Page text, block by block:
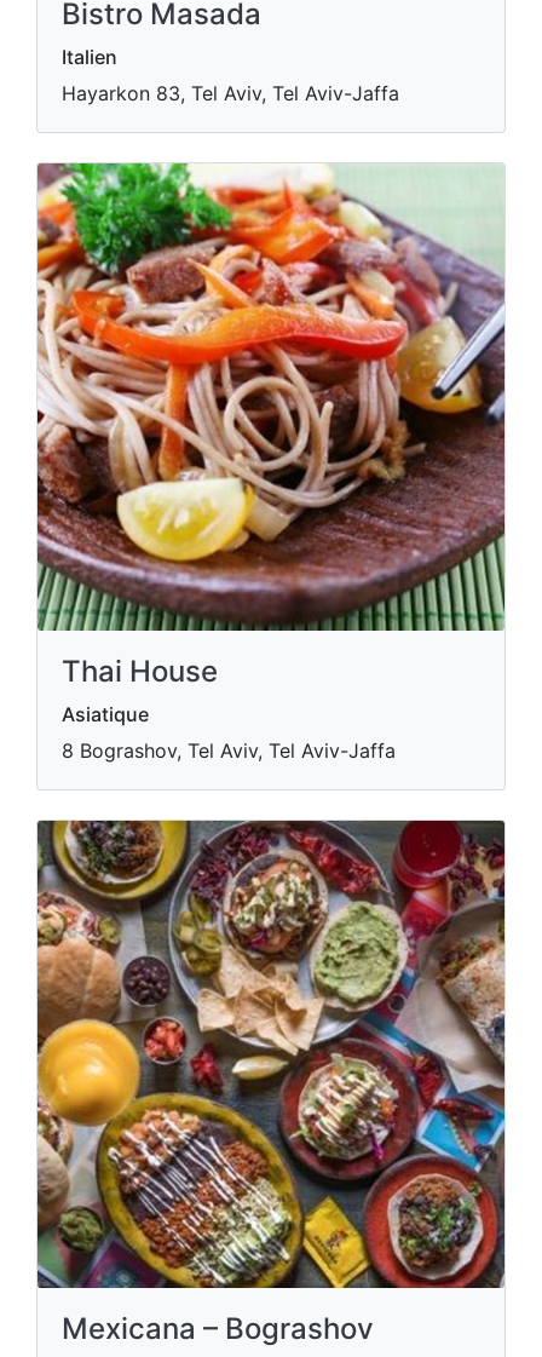
Bistro Masada
Italien
Hayarkon 83, Tel Aviv, Tel Aviv-Jaffa
Thai House
Asiatique
8 Bograshov, Tel Aviv, Tel Aviv-Jaffa
Mexicana – Bograshov